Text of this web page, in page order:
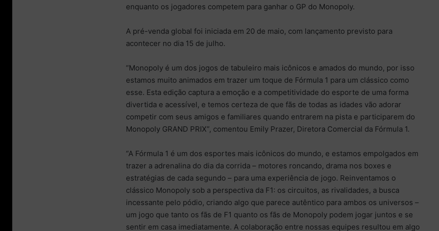
enquanto os jogadores competem para ganhar o GP do Monopoly.
A pré-venda global foi iniciada em 20 de maio, com lançamento previsto para
acontecer no dia 15 de julho.
“Monopoly é um dos jogos de tabuleiro mais icônicos e amados do mundo, por isso
estamos muito animados em trazer um toque de Fórmula 1 para um clássico como
esse. Esta edição captura a emoção e a competitividade do esporte de uma forma
divertida e acessível, e temos certeza de que fãs de todas as idades vão adorar
competir com seus amigos e familiares quando entrarem na pista e participarem do
Monopoly GRAND PRIX”, comentou Emily Prazer, Diretora Comercial da Fórmula 1.
“A Fórmula 1 é um dos esportes mais icônicos do mundo, e estamos empolgados em
trazer a adrenalina do dia da corrida – motores roncando, drama nos boxes e
estratégias de cada segundo – para uma experiência de jogo. Reinventamos o
clássico Monopoly sob a perspectiva da F1: os circuitos, as rivalidades, a busca
incessante pelo pódio, criando algo que parece autêntico para ambos os universos –
um jogo que tanto os fãs de F1 quanto os fãs de Monopoly podem jogar juntos e se
sentir em casa imediatamente. A colaboração entre nossas equipes resultou em algo